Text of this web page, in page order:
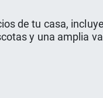
de tu casa,
y una amplia